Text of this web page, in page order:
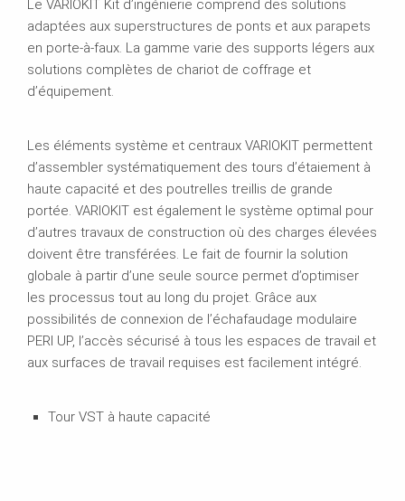
Le VARIOKIT Kit d’ingénierie comprend des solutions
adaptées aux superstructures de ponts et aux parapets
en porte-à-faux. La gamme varie des supports légers aux
solutions complètes de chariot de coffrage et
d’équipement.
Les éléments système et centraux VARIOKIT permettent
d’assembler systématiquement des tours d’étaiement à
haute capacité et des poutrelles treillis de grande
portée. VARIOKIT est également le système optimal pour
d’autres travaux de construction où des charges élevées
doivent être transférées. Le fait de fournir la solution
globale à partir d’une seule source permet d’optimiser
les processus tout au long du projet. Grâce aux
possibilités de connexion de l’échafaudage modulaire
PERI UP, l’accès sécurisé à tous les espaces de travail et
aux surfaces de travail requises est facilement intégré.
Tour VST à haute capacité